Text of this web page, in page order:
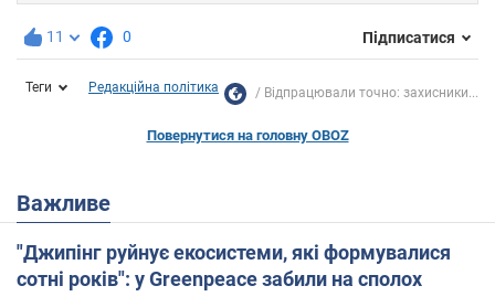
11 0 Підписатися
Теги Редакційна політика Відпрацювали точно: захисники...
Повернутися на головну OBOZ
Важливе
"Джипінг руйнує екосистеми, які формувалися
сотні років": у Greenpeace забили на сполох